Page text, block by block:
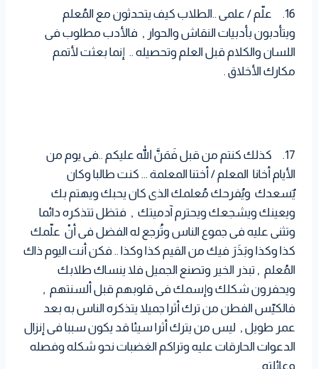
16. علّم / علمى ..الطلاب كيف يتحدثون مع المُعلم
ويتأدبون بأدبيات النقاش والحوار , فالأدب مطلوب فى
اللسان والكلام قبل العلم وتحصيله .. إنما بعثت لأتمم
مكارك الأخلاق .
17. كذلك كنتم من قبل فَمَنَّ الله عليكم ..فى يوم من
الأيام أخانا المعلم / أختنا المعلمة … كنت طالبا وكان
يٌسعدك ويُفرحك مُعلمك الذى كان يحبك ويهتم بك
ويعينك ويشجعك ويحترم آدميتك , فتظل تتذكره دائما
وتثنى عليه فى جموع الناس وتُرجع له الفضل فى أنْ علّمك
كذا وكذا وبَذَرَ فيك من القيم كذا وكذا .. فكن أنت اليوم ذاك
المُعلم , تبذر الخير وتصنع الجميل فلا ينساك طلابك
ويحفرون شكلك وإسمك فى قلوبهم قبل ألسنتهم ,
فالكيّس الفطن من ترك أثرا جميلا يتذكره الناس به بعد
عمر طويل , ليس من يترك أثرا سيئا قد يكون سببا فى إنزال
الدعوات الحارقات عليه وتراكم الغضبات نحو شكله وفصله
وعائلته .